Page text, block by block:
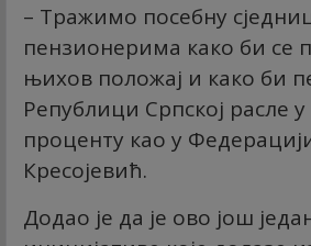
– Тражимо посебну
пензионерима како би се
њихов положај и како би
Републици Српској расле
проценту као у
Кресојевић.
Додао је да је ово још